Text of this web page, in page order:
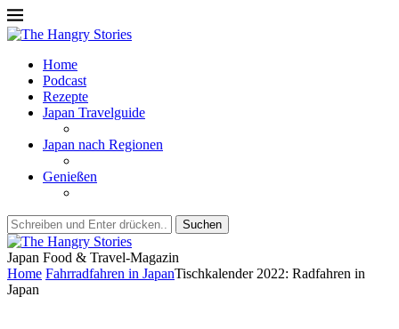
Home
Podcast
Rezepte
Japan Travelguide
Japan nach Regionen
Genießen
Suchen
Japan Food & Travel-Magazin
Home Fahrradfahren in JapanTischkalender 2022: Radfahren in
Japan